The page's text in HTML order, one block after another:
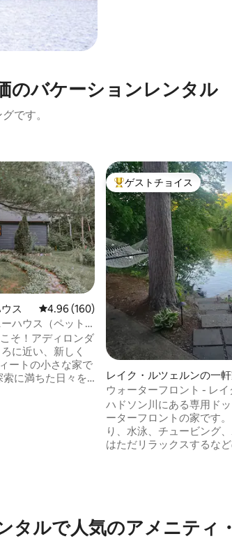
のバ⁠ケ⁠ー⁠シ⁠ョ⁠ン⁠レ⁠ン⁠タ⁠ル
です。
均評価
ス レビュー160件、5つ星中4.96つ星の平均
4.96 (160)
ハウス（ペット
そ！アディロンダ
に近い、新しく
ートの小さな家で
大好評のゲストチョイス
ゲストチョイス
レイク・ルツェルンの一
ウォーターフロント - レイ
レイクジョージ、サラトガ
ハドソン川にある専用ド
ーターフロントの家です。 カヤック、釣
り、水泳、チュービング
はただリラックスするな
ントを楽しむことができま
スイートから日の出をお楽
タ⁠ル⁠で人⁠気⁠のア⁠メ⁠ニ⁠テ⁠ィ⁠